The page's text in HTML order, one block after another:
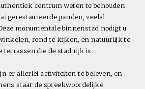
centrum weten te behouden
gerestaureerde panden, veelal
monumentale binnenstad nodigt u
rond te kijken, en natuurlijk te
terrassen die de stad rijk is.
er allerlei activiteiten te beleven, en
staat de spreekwoordelijke